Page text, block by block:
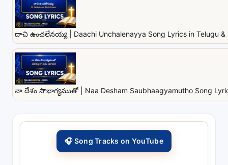
దాచి ఉంచలేనయ్య | Daachi Unchalenayya Song Lyrics in Telugu &
నా దేశం సౌభాగ్యముతో | Naa Desham Saubhaagyamutho Song
🎧 Song Tracks on YouTube